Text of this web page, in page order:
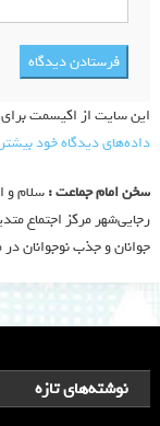
این سایت از اکیسمت
داده‌های دیدگاه خود
سخن امام جماعت :سلام و
رجایی‌شهر مرکز اجتماع
جوانان و جذب نوجوانان
نوشته‌های تازه